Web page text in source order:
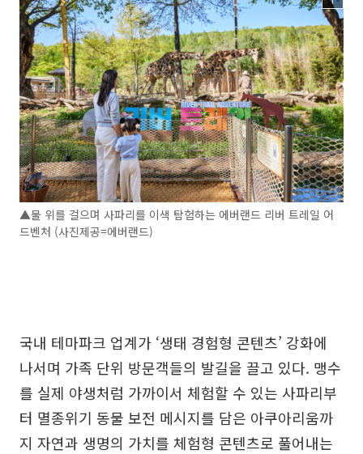
▲물 위를 걸으며 사파리를 이색 탐험하는 에버랜드 리버 트레일 어
드벤처 (사진제공=에버랜드)
국내 테마파크 업계가 ‘생태 경험형 콘텐츠’ 강화에
나서며 가족 단위 방문객들의 발길을 끌고 있다. 맹수
를 실제 야생처럼 가까이서 체험할 수 있는 사파리부
터 멸종위기 동물 보전 메시지를 담은 아쿠아리움까
지 자연과 생명의 가치를 체험형 콘텐츠로 풀어내는